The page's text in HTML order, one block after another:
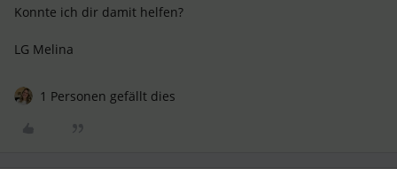
Konnte ich dir damit helfen?
LG Melina
1 Personen gefällt dies